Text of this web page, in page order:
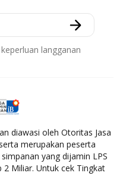
langganan
diawasi oleh Otoritas Jasa
merupakan peserta
yang dijamin LPS
2 Miliar. Untuk cek Tingkat